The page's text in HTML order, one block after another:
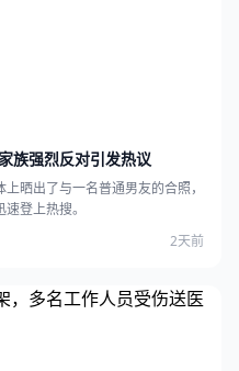
族强烈反对引发热议
晒出了与一名普通男友的合照，
登上热搜。
2天前